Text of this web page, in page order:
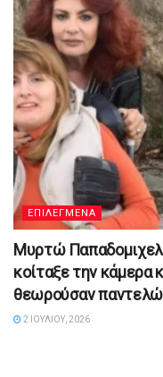
ΕΠΙΛΕΓΜΕΝΑ
Μυρτώ
κοίταξε την κάμερα
θεωρούσαν
2 ΙΟΥΛΊΟΥ, 2026